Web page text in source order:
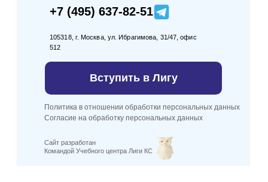
Сайт разработан
Командой Учебного центра Лиги КС
+7 (495) 637-82-51
105318, г. Москва, ул. Ибрагимова, 31/47, офис
512
Политика в отношении обработки персональных данных
Согласие на обработку персональных данных
Вступить в Лигу